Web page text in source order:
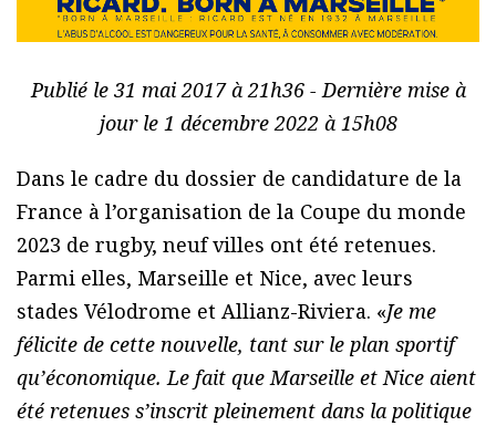
Publié le 31 mai 2017 à 21h36 - Dernière mise à
jour le 1 décembre 2022 à 15h08
Dans le cadre du dossier de candidature de la
France à l’organisation de la Coupe du monde
2023 de rugby, neuf villes ont été retenues.
Parmi elles, Marseille et Nice, avec leurs
stades Vélodrome et Allianz-Riviera. «Je me
félicite de cette nouvelle, tant sur le plan sportif
qu’économique. Le fait que Marseille et Nice aient
été retenues s’inscrit pleinement dans la politique